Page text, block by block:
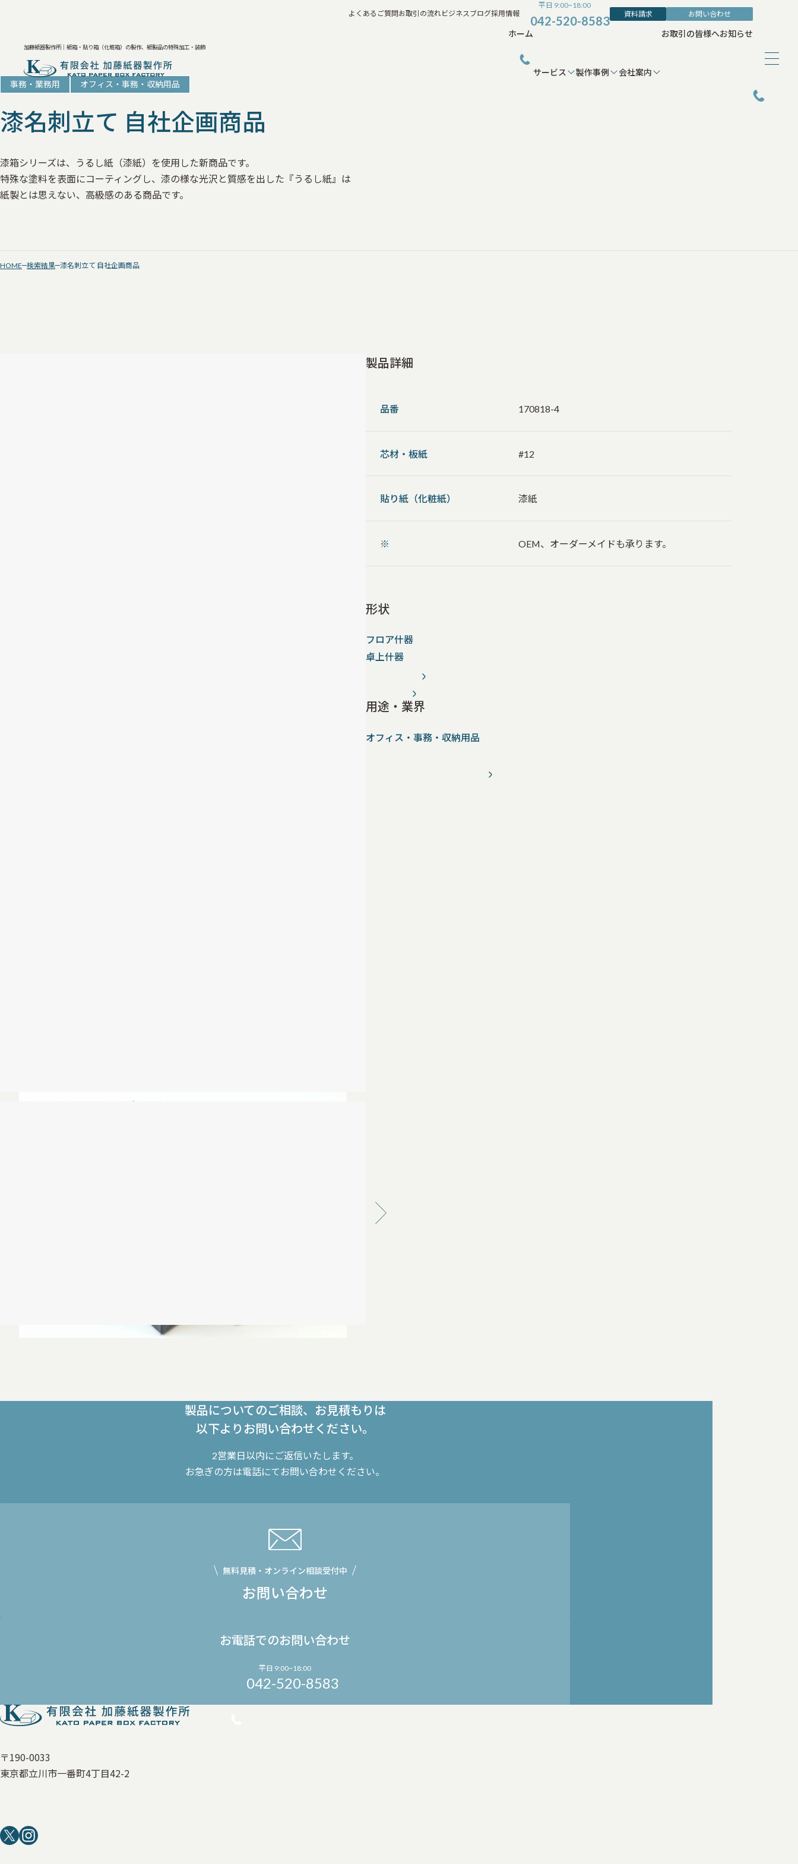
加藤紙器製作所｜紙箱・貼り箱（化粧箱）の製作、紙製品の特殊加工・装飾
よくあるご質問 お取引の流れビジネスブログ採用情報
平日 9:00~18:00
042-520-8583 資料請求 お問い合わせ
ホーム
サービス 製作事例 会社案内
お取引の皆様へお知らせ
事務・業務用 オフィス・事務・収納用品
漆名刺立て 自社企画商品
漆箱シリーズは、うるし紙（漆紙）を使用した新商品です。
特殊な塗料を表面にコーティングし、漆の様な光沢と質感を出した『うるし紙』は
紙製とは思えない、高級感のある商品です。
HOME 検索結果 漆名刺立て 自社企画商品
製品詳細
品番 170818-4
芯材・板紙 #12
貼り紙（化粧紙） 漆紙
※ OEM、オーダーメイドも承ります。
形状
フロア什器
卓上什器
用途・業界
オフィス・事務・収納用品
製品についてのご相談、お見積もりは
以下よりお問い合わせください。
2営業日以内にご返信いたします。
お急ぎの方は電話にてお問い合わせください。
無料見積・オンライン相談受付中
お問い合わせ
お電話でのお問い合わせ
平日 9:00~18:00
042-520-8583
〒190-0033
東京都立川市一番町4丁目42-2